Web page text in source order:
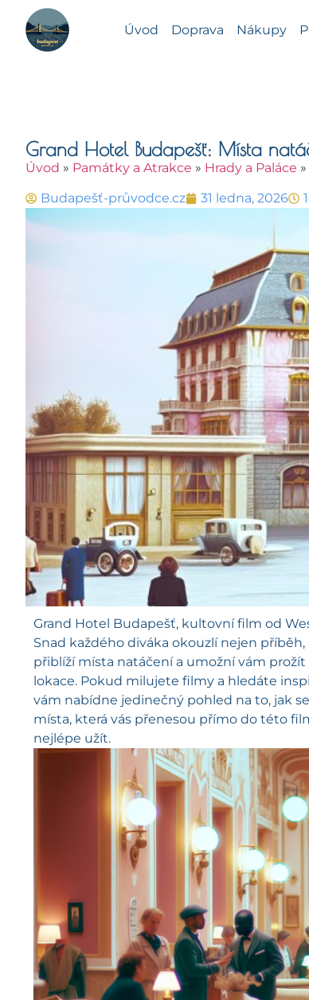
Úvod Doprava Nákupy
Grand Hotel Budapešť: Místa
Úvod » Památky a Atrakce » Hrady a Paláce »
Budapešť-průvodce.cz 31 ledna, 2026
Grand Hotel Budapešť, kultovní film od
Snad každého diváka okouzlí nejen
přiblíží místa natáčení a umožní vám
lokace. Pokud milujete filmy a hledáte
vám nabídne jedinečný pohled na to, jak
místa, která vás přenesou přímo do této
nejlépe užít.